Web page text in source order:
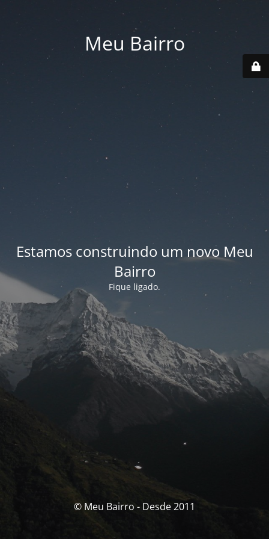
Meu Bairro
Estamos construindo um novo Meu
Bairro
Fique ligado.
© Meu Bairro - Desde 2011